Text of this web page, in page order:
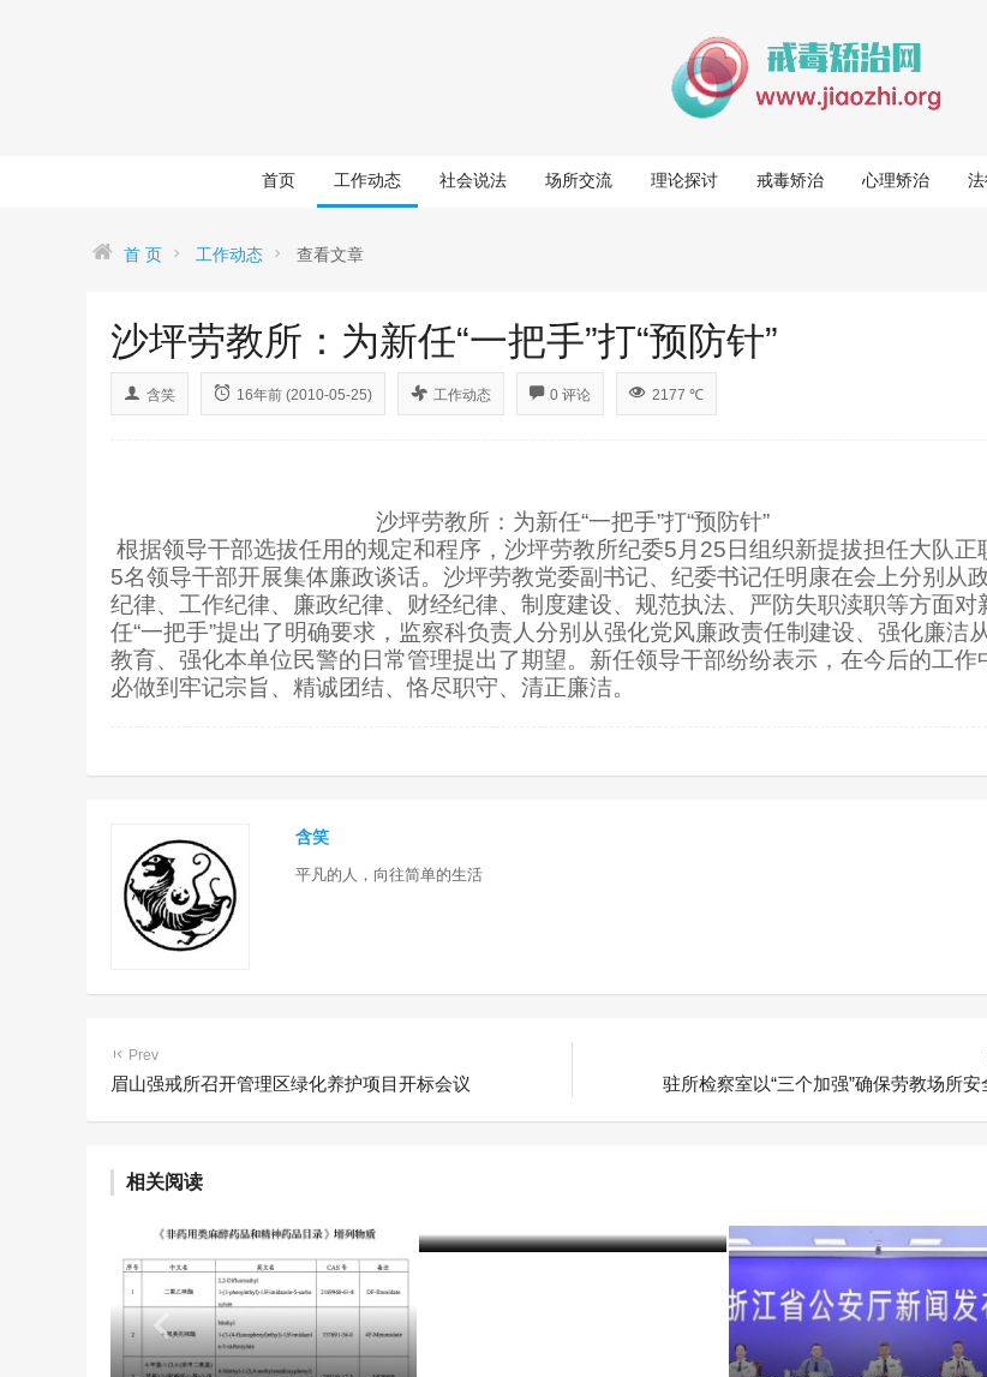
首页 工作动态 社会说法 场所交流 理论探讨 戒毒矫治 心理矫治
首 页 工作动态 查看文章
沙坪劳教所：为新任“一把手”打“预防针”
含笑 16年前 (2010-05-25) 工作动态 0 评论 2177 ℃
沙坪劳教所：为新任“一把手”打“预防针”
根据领导干部选拔任用的规定和程序，沙坪劳教所纪委5 月 25 日组织新提拔担任大队正
5名领导干部开展集体廉政谈话。沙坪劳教党委副书记、纪委书记任明康在会上分别从
纪律、工作纪律、廉政纪律、财经纪律、制度建设、规范执法、严防失职渎职等方面对
任“一把手”提出了明确要求，监察科负责人分别从强化党风廉政责任制建设、强化廉洁
教育、强化本单位民警的日常管理提出了期望。新任领导干部纷纷表示，在今后的工作
必做到牢记宗旨、精诚团结、恪尽职守、清正廉洁。
含笑
平凡的人，向往简单的生活
Prev
眉山强戒所召开管理区绿化养护项目开标会议 驻所检察室以“三个加强”确保劳教场所安
相关阅读